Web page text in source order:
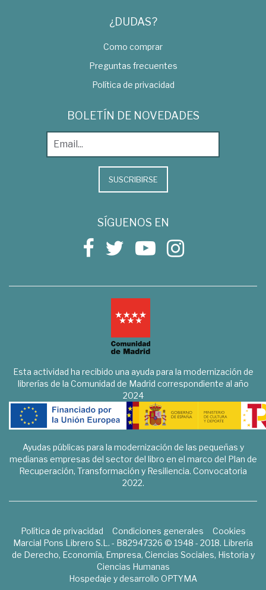
¿DUDAS?
Como comprar
Preguntas frecuentes
Política de privacidad
BOLETÍN DE NOVEDADES
SUSCRIBIRSE
SÍGUENOS EN
Esta actividad ha recibido una ayuda para la modernización de
librerías de la Comunidad de Madrid correspondiente al año
2024
Ayudas públicas para la modernización de las pequeñas y
medianas empresas del sector del libro en el marco del Plan de
Recuperación, Transformación y Resiliencia. Convocatoria
2022.
Política de privacidad Condiciones generales
Cookies
Marcial Pons Librero S.L. - B82947326 © 1948 - 2018. Librería
de Derecho, Economía, Empresa, Ciencias Sociales, Historia y
Ciencias Humanas
Hospedaje y desarrollo OPTYMA